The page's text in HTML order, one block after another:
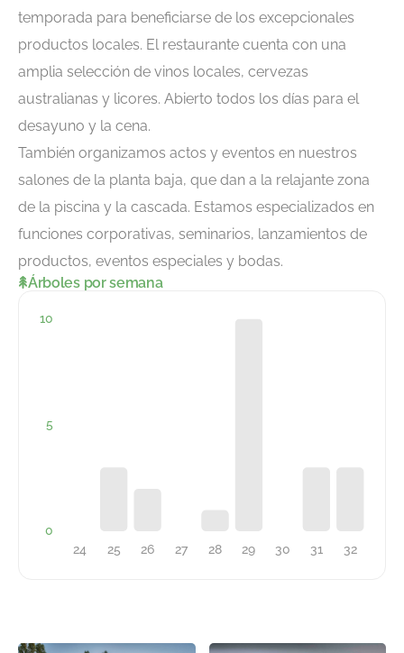
temporada para beneficiarse de los excepcionales
productos locales. El restaurante cuenta con una
amplia selección de vinos locales, cervezas
australianas y licores. Abierto todos los días para el
desayuno y la cena.
También organizamos actos y eventos en nuestros
salones de la planta baja, que dan a la relajante zona
de la piscina y la cascada. Estamos especializados en
funciones corporativas, seminarios, lanzamientos de
productos, eventos especiales y bodas.
Árboles por semana